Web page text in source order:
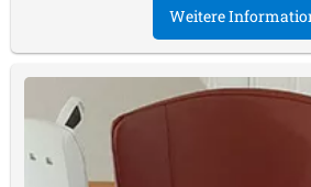
Weitere